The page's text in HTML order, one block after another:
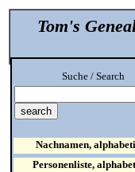
Tom's
Suche / Search
Nachnamen,
Personenliste,